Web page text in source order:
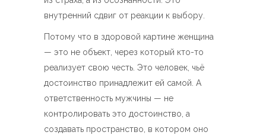
внутренний сдвиг от реакции к выбору.
Потому что в здоровой картине женщина
— это не объект, через который кто-то
реализует свою честь. Это человек, чьё
достоинство принадлежит ей самой. А
ответственность мужчины — не
контролировать это достоинство, а
создавать пространство, в котором оно